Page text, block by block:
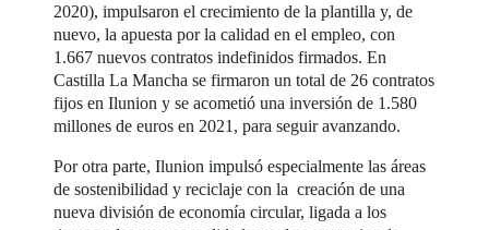
2020), impulsaron el crecimiento de la plantilla y, de
nuevo, la apuesta por la calidad en el empleo, con
1.667 nuevos contratos indefinidos firmados. En
Castilla La Mancha se firmaron un total de 26 contratos
fijos en Ilunion y se acometió una inversión de 1.580
millones de euros en 2021, para seguir avanzando.
Por otra parte, Ilunion impulsó especialmente las áreas
de sostenibilidad y reciclaje con la creación de una
nueva división de economía circular, ligada a los